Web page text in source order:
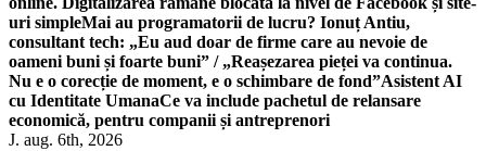
uri simpleMai au programatorii de lucru? Ionuț Antiu,
consultant tech: „Eu aud doar de firme care au nevoie de
oameni buni și foarte buni” / „Reașezarea pieței va continua.
Nu e o corecție de moment, e o schimbare de fond”Asistent AI
cu Identitate UmanaCe va include pachetul de relansare
economică, pentru companii și antreprenori
J. aug. 6th, 2026